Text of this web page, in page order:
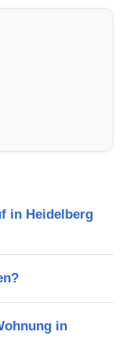
Heidelberg:
in Heidelberg
in